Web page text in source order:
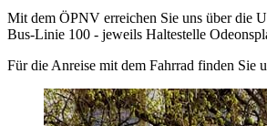
Mit dem ÖPNV erreichen Sie uns über die
Bus-Linie 100 - jeweils Haltestelle
Für die Anreise mit dem Fahrrad finden Sie